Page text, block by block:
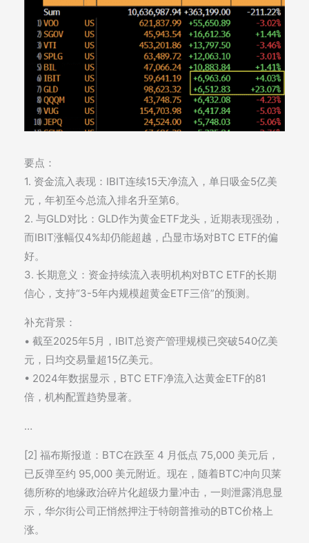
要点：
1. 资金流入表现：IBIT连续15天净流入，单日吸金5亿美
元，年初至今总流入排名升至第6。
2. 与GLD对比：GLD作为黄金ETF龙头，近期表现强劲，
而IBIT涨幅仅4%却仍能超越，凸显市场对BTC ETF的偏
好。
3. 长期意义：资金持续流入表明机构对BTC ETF的长期
信心，支持“3-5年内规模超黄金ETF三倍”的预测。
补充背景：
• 截至2025年5月，IBIT总资产管理规模已突破540亿美
元，日均交易量超15亿美元。
• 2024年数据显示，BTC ETF净流入达黄金ETF的81
倍，机构配置趋势显著。
…
[2] 福布斯报道：BTC在跌至 4 月低点 75,000 美元后，
已反弹至约 95,000 美元附近。现在，随着BTC冲向贝莱
德所称的地缘政治碎片化超级力量冲击，一则泄露消息显
示，华尔街公司正悄然押注于特朗普推动的BTC价格上
涨。